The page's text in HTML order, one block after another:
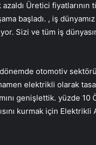
azaldı Üretici
başladı. , iş
Sizi ve tüm iş
dönemde otomotiv
elektrikli olarak
genişlettik. yüzde
kurmak için